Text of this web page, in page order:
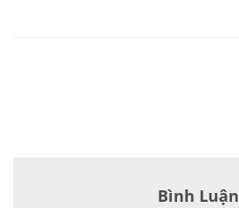
Bình Luận